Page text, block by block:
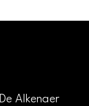
Alkenaer